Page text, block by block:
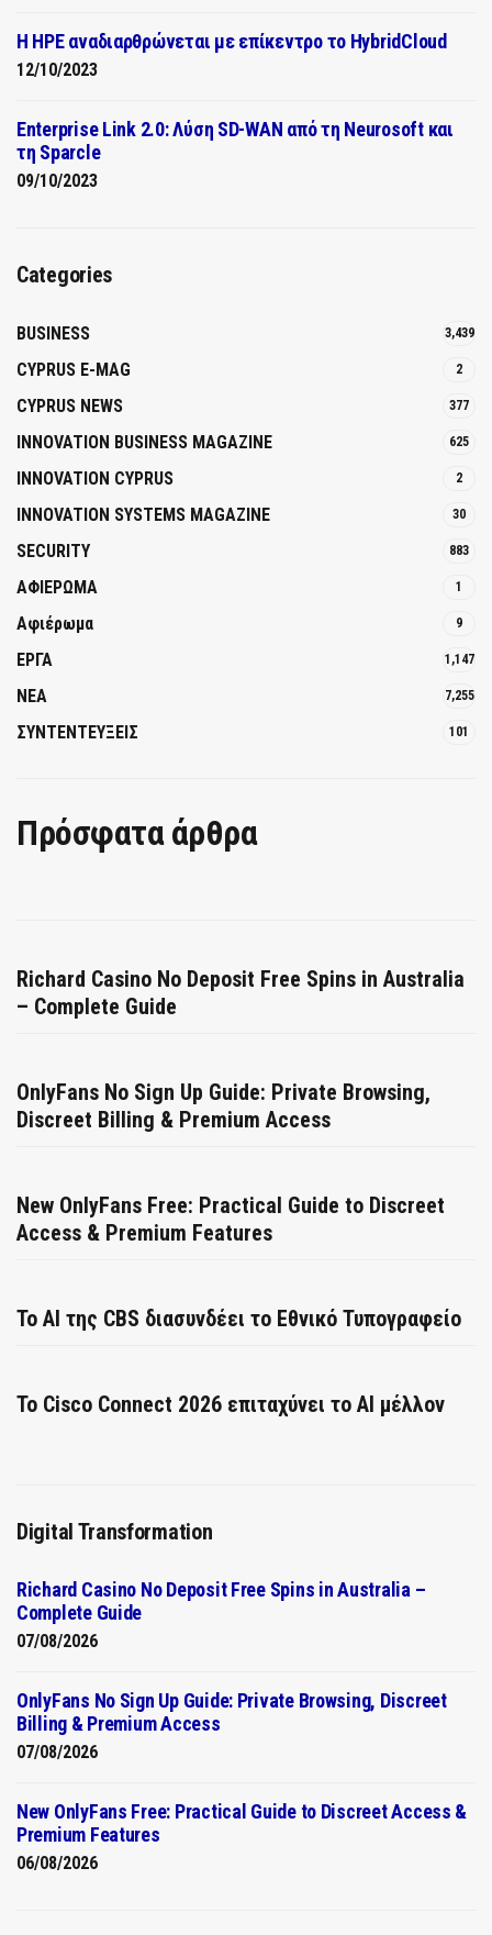
H HPE αναδιαρθρώνεται με επίκεντρο το HybridCloud
12/10/2023
Enterprise Link 2.0: Λύση SD-WAN από τη Neurosoft και
τη Sparcle
09/10/2023
Categories
BUSINESS 3,439
CYPRUS E-MAG 2
CYPRUS NEWS 377
INNOVATION BUSINESS MAGAZINE 625
INNOVATION CYPRUS 2
INNOVATION SYSTEMS MAGAZINE 30
SECURITY 883
ΑΦΙΕΡΩΜΑ 1
Αφιέρωμα 9
ΕΡΓΑ 1,147
ΝΕΑ 7,255
ΣΥΝΤΕΝΤΕΥΞΕΙΣ 101
Πρόσφατα άρθρα
Richard Casino No Deposit Free Spins in Australia
– Complete Guide
OnlyFans No Sign Up Guide: Private Browsing,
Discreet Billing & Premium Access
New OnlyFans Free: Practical Guide to Discreet
Access & Premium Features
Το AI της CBS διασυνδέει το Εθνικό Τυπογραφείο
Το Cisco Connect 2026 επιταχύνει το AI μέλλον
Digital Transformation
Richard Casino No Deposit Free Spins in Australia –
Complete Guide
07/08/2026
OnlyFans No Sign Up Guide: Private Browsing, Discreet
Billing & Premium Access
07/08/2026
New OnlyFans Free: Practical Guide to Discreet Access &
Premium Features
06/08/2026